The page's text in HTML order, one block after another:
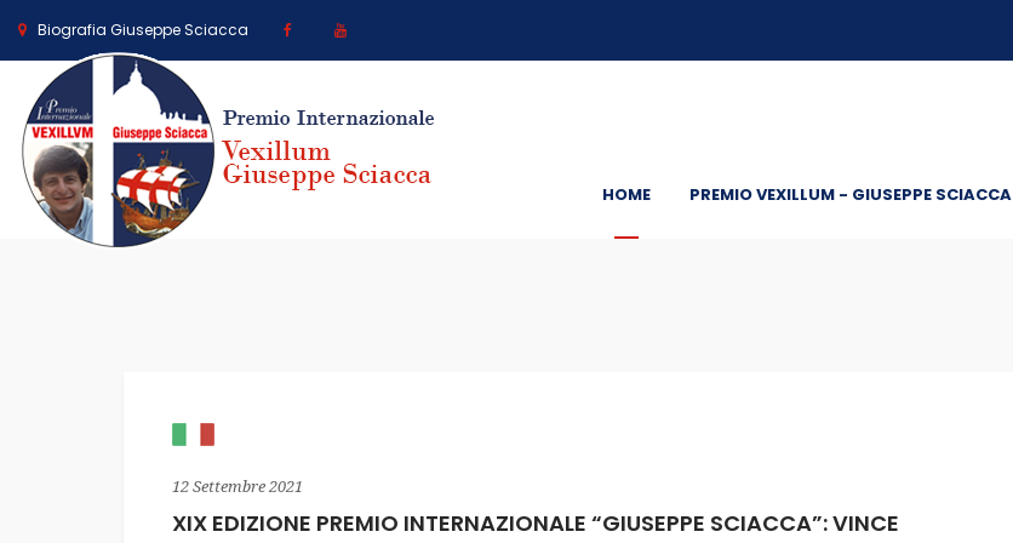
Biografia Giuseppe Sciacca
HOME PREMIO VEXILLUM - GIUSEPPE SCIACCA
12 Settembre 2021
XIX EDIZIONE PREMIO INTERNAZIONALE “GIUSEPPE SCIACCA”: VINCE